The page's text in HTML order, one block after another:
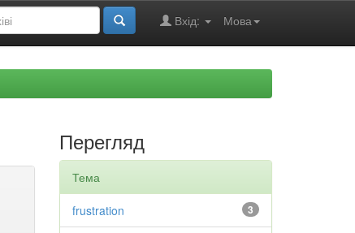
Мова
Вхід:
Перегляд
Тема
3
frustration